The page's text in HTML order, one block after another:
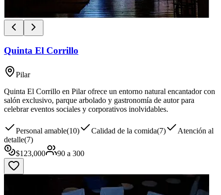
Quinta El Corrillo
Pilar
Quinta El Corrillo en Pilar ofrece un entorno natural encantador con
salón exclusivo, parque arbolado y gastronomía de autor para
celebrar eventos sociales y corporativos inolvidables.
Personal amable(10) Calidad de la comida(7)
Atención al
detalle(7)
$123,000 90 a 300